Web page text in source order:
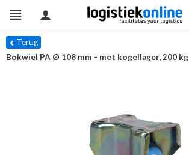
Terug
Bokwiel PA Ø 108 mm - met kogellager, 200 kg